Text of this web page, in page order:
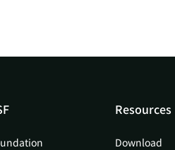
Resources
Download